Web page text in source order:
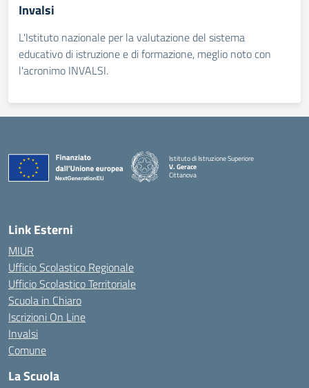
Invalsi
L'Istituto nazionale per la valutazione del sistema
educativo di istruzione e di formazione, meglio noto con
l'acronimo INVALSI.
Istituto di Istruzione Superiore
V. Gerace
Cittanova
Link Esterni
MIUR
Ufficio Scolastico Regionale
Ufficio Scolastico Territoriale
Scuola in Chiaro
Iscrizioni On Line
Invalsi
Comune
La Scuola